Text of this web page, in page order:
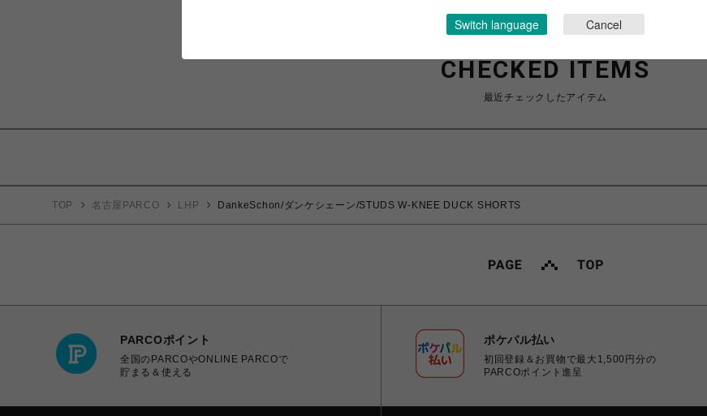
CHECKED ITEMS
最近チェックしたアイテム
TOP 名古屋PARCO LHP DankeSchon/ダンケシェーン/STUDS W-KNEE DUCK SHORTS
PARCOポイント
全国のPARCOやONLINE PARCOで
貯まる＆使える
ポケパル払い
初回登録＆お買物で最大1,500円分の
PARCOポイント進呈
Switch language Cancel